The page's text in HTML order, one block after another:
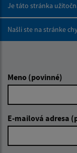
Je táto stránka
Našli ste na stránke
Meno (povinné)
E-mailová adresa